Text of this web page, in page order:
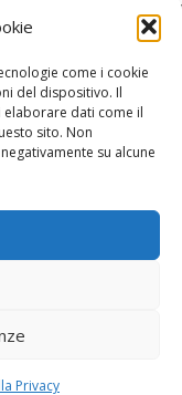
come i cookie
del dispositivo. Il
dati come il
sito. Non
su alcune
Privacy
i diritti sono riservati.